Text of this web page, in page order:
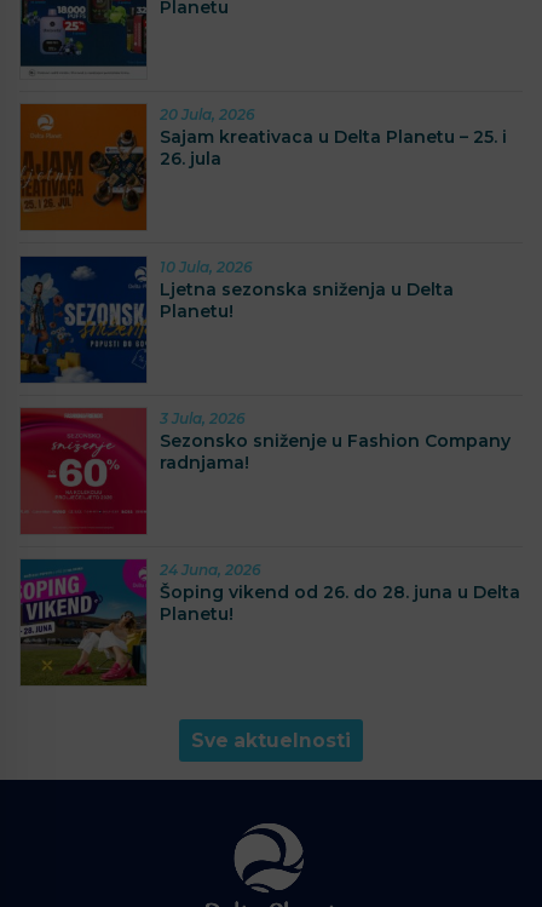
Planetu
20 Jula, 2026
Sajam kreativaca u Delta Planetu – 25. i
26. jula
10 Jula, 2026
Ljetna sezonska sniženja u Delta
Planetu!
3 Jula, 2026
Sezonsko sniženje u Fashion Company
radnjama!
24 Juna, 2026
Šoping vikend od 26. do 28. juna u Delta
Planetu!
Sve aktuelnosti